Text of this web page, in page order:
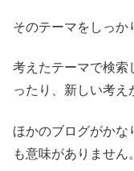
そのテーマをしっか
考えたテーマで検索
ったり、新しい考え
ほかのブログがかな
も意味がありません。